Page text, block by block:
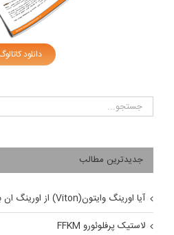
دانلود
جستجو
برای:
جدیدترین مطالب
آیا اورینگ وایتون(Viton) از اورینگ ان بی آر(NBR) بهتر است؟
لاستیک پرفلوئورو FFKM